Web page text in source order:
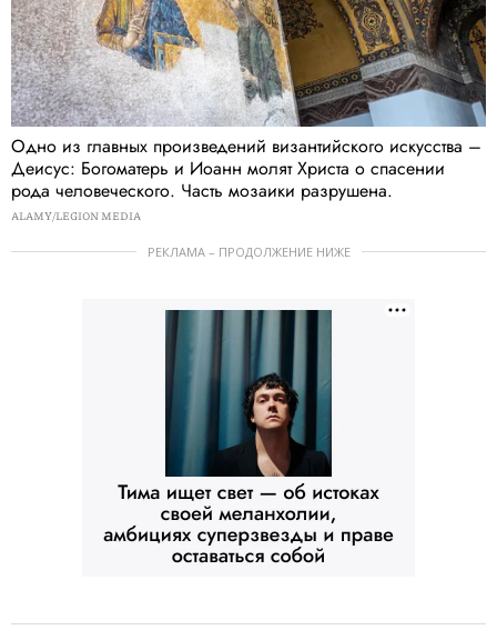
Одно из главных произведений византийского искусства –
Деисус: Богоматерь и Иоанн молят Христа о спасении
рода человеческого. Часть мозаики разрушена.
ALAMY/LEGION MEDIA
РЕКЛАМА – ПРОДОЛЖЕНИЕ НИЖЕ